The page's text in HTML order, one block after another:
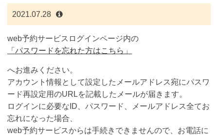
2021.07.28
web予約サービスログインページ内の
「パスワードを忘れた方はこちら」
へお進みください。
アカウント情報として設定したメールアドレス宛にパスワ
ード再設定用のURLを記載したメールが届きます。
ログインに必要なID、パスワード、メールアドレス全てお
忘れになった場合、
web予約サービスからは手続きできませんので、お電話に